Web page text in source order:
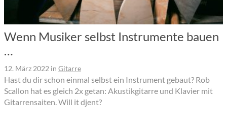
Wenn Musiker selbst Instrumente bauen
…
12. März 2022 in Gitarre
Hast du dir schon einmal selbst ein Instrument gebaut? Rob
Scallon hat es gleich 2x getan: Akustikgitarre und Klavier mit
Gitarrensaiten. Will it djent?